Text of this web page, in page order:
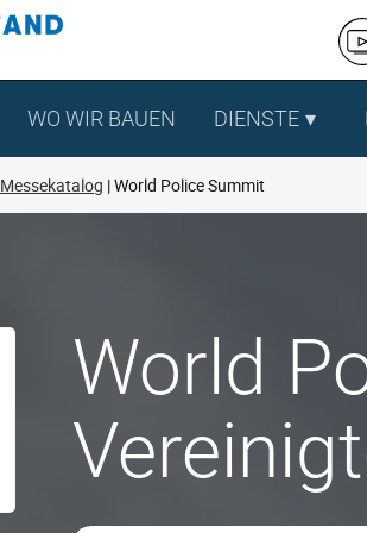
WO WIR BAUEN DIENSTE
Messekatalog World Police Summit
World